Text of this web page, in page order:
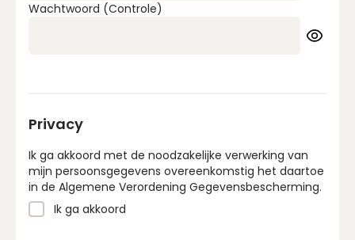
Wachtwoord (Controle)
Privacy
Ik ga akkoord met de noodzakelijke verwerking van
mijn persoonsgegevens overeenkomstig het daartoe
in de Algemene Verordening Gegevensbescherming.
Ik ga akkoord